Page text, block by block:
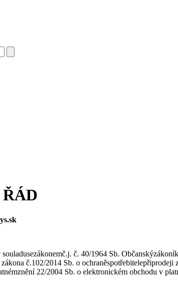
č. 40/1964 Sb.
č.102/2014 Sb. o
22/2004 Sb. o elektronickém obchodu v